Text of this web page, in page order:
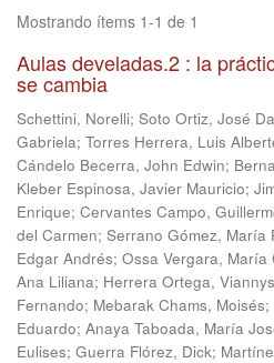
Mostrando ítems 1-1 de 1
Aulas develadas.2 : la
se cambia
Schettini, Norelli; Soto Ortiz, José
Gabriela; Torres Herrera, Luis
Cándelo Becerra, John Edwin;
Kleber Espinosa, Javier Mauricio;
Enrique; Cervantes Campo,
del Carmen; Serrano Gómez, María
Edgar Andrés; Ossa Vergara, María
Ana Liliana; Herrera Ortega, Viannys
Fernando; Mebarak Chams, Moisés;
Eduardo; Anaya Taboada, María
Eulises; Guerra Flórez, Dick;